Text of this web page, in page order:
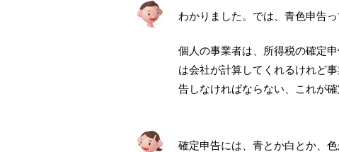
わかりました。では、青色申告
個人の事業者は、所得税の確定
は会社が計算してくれるけれど
告しなければならない、これが確
確定申告には、青とか白とか、色